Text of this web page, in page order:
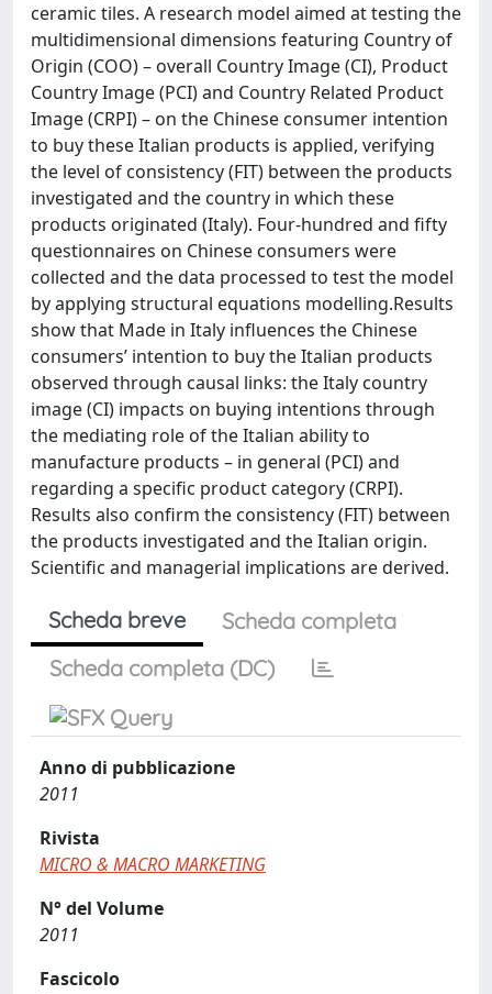
ceramic tiles. A research model aimed at testing the
multidimensional dimensions featuring Country of
Origin (COO) – overall Country Image (CI), Product
Country Image (PCI) and Country Related Product
Image (CRPI) – on the Chinese consumer intention
to buy these Italian products is applied, verifying
the level of consistency (FIT) between the products
investigated and the country in which these
products originated (Italy). Four-hundred and fifty
questionnaires on Chinese consumers were
collected and the data processed to test the model
by applying structural equations modelling.Results
show that Made in Italy influences the Chinese
consumers’ intention to buy the Italian products
observed through causal links: the Italy country
image (CI) impacts on buying intentions through
the mediating role of the Italian ability to
manufacture products – in general (PCI) and
regarding a specific product category (CRPI).
Results also confirm the consistency (FIT) between
the products investigated and the Italian origin.
Scientific and managerial implications are derived.
Scheda breve
Scheda completa
Scheda completa (DC)
Anno di pubblicazione
2011
Rivista
MICRO & MACRO MARKETING
N° del Volume
2011
Fascicolo